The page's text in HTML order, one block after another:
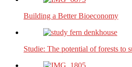
Building a Better Bioeconomy
Studie: The potential of forests to